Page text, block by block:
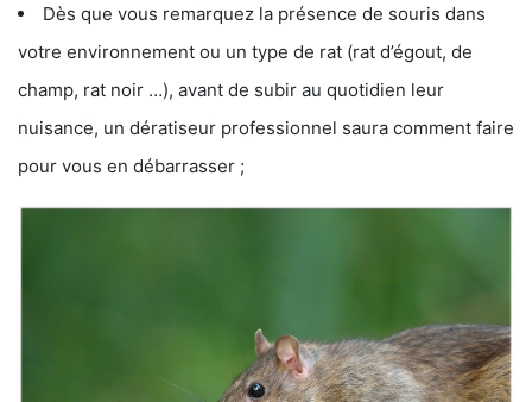
Dès que vous remarquez la présence de souris dans
votre environnement ou un type de rat (rat d’égout, de
champ, rat noir …), avant de subir au quotidien leur
nuisance, un dératiseur professionnel saura comment faire
pour vous en débarrasser ;